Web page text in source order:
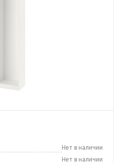
Нет в наличии
Нет в наличии